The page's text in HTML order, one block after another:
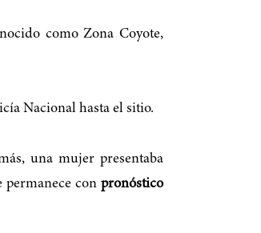
como Zona Coyote,
Nacional hasta el sitio.
una mujer presentaba
permanece con pronóstico